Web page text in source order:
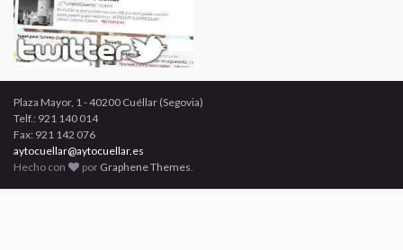
Plaza Mayor, 1 - 40200 Cuéllar (Segovia)
Telf.: 921 140 014
Fax: 921 142 076
aytocuellar@aytocuellar.es
Hecho con
por Graphene Themes.